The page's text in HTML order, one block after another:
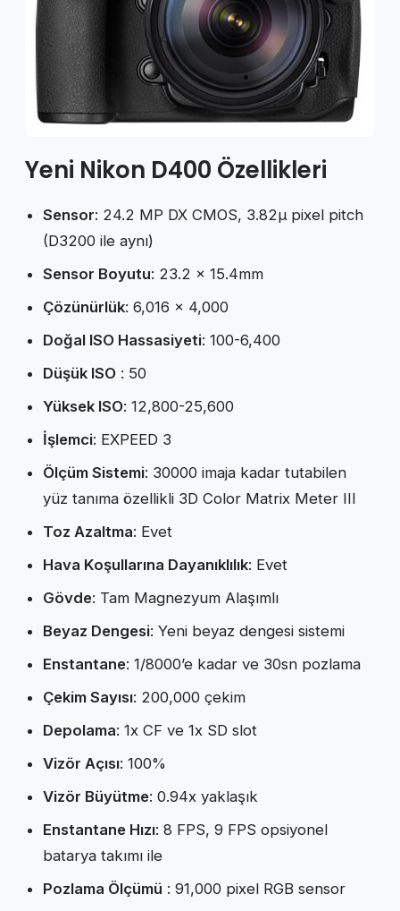
Yeni Nikon D400 Özellikleri
Sensor: 24.2 MP DX CMOS, 3.82µ pixel pitch
(D3200 ile aynı)
Sensor Boyutu: 23.2 x 15.4mm
Çözünürlük: 6,016 × 4,000
Doğal ISO Hassasiyeti: 100-6,400
Düşük ISO : 50
Yüksek ISO: 12,800-25,600
İşlemci: EXPEED 3
Ölçüm Sistemi: 30000 imaja kadar tutabilen
yüz tanıma özellikli 3D Color Matrix Meter III
Toz Azaltma: Evet
Hava Koşullarına Dayanıklılık: Evet
Gövde: Tam Magnezyum Alaşımlı
Beyaz Dengesi: Yeni beyaz dengesi sistemi
Enstantane: 1/8000’e kadar ve 30sn pozlama
Çekim Sayısı: 200,000 çekim
Depolama: 1x CF ve 1x SD slot
Vizör Açısı: 100%
Vizör Büyütme: 0.94x yaklaşık
Enstantane Hızı: 8 FPS, 9 FPS opsiyonel
batarya takımı ile
Pozlama Ölçümü : 91,000 pixel RGB sensor